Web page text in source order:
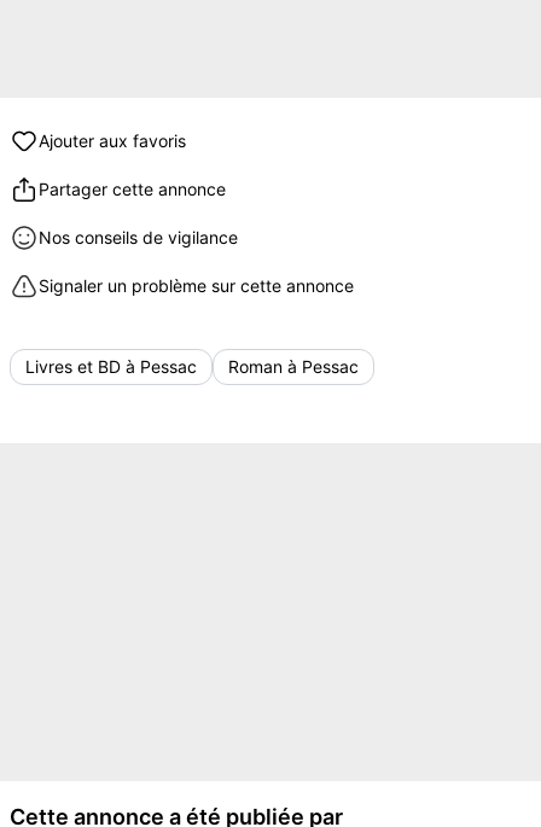
Ajouter aux favoris
Partager cette annonce
Nos conseils de vigilance
Signaler un problème sur cette annonce
Livres et BD à Pessac Roman à Pessac
Cette annonce a été publiée par